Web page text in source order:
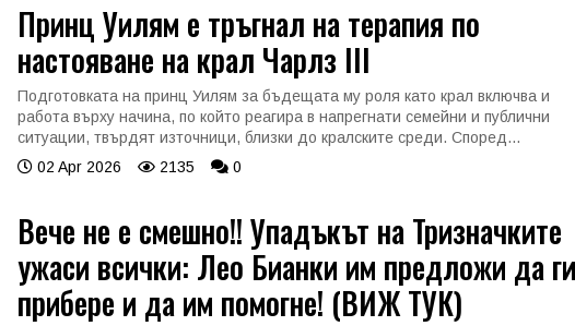
Принц Уилям e тръгнал на терапия по
настояване на крал Чарлз III
Подготовката на принц Уилям за бъдещата му роля като крал включва и
работа върху начина, по който реагира в напрегнати семейни и публични
ситуации, твърдят източници, близки до кралските среди. Според...
02 Apr 2026
2135 0
Вече не е смешно!! Упадъкът на Тризначките
ужаси всички: Лео Бианки им предложи да ги
прибере и да им помогне! (ВИЖ ТУК)